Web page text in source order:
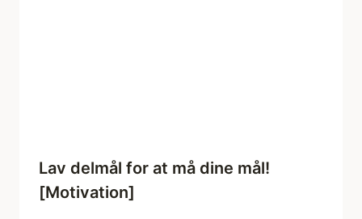
Lav delmål for at må dine mål!
[Motivation]